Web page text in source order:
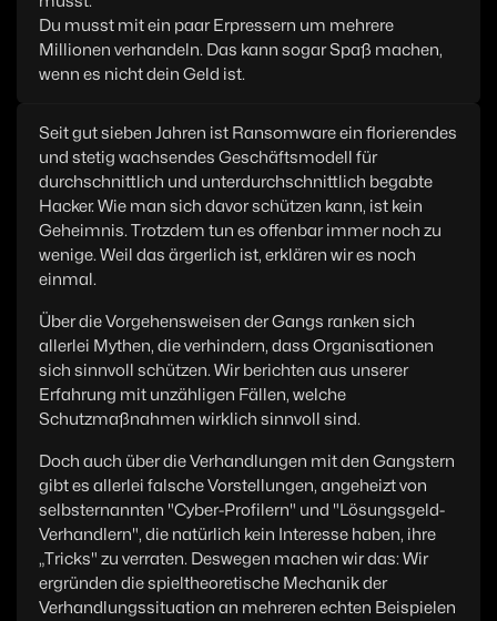
Du musst mit ein paar Erpressern um mehrere
Millionen verhandeln. Das kann sogar Spaß machen,
wenn es nicht dein Geld ist.
Seit gut sieben Jahren ist Ransomware ein florierendes
und stetig wachsendes Geschäftsmodell für
durchschnittlich und unterdurchschnittlich begabte
Hacker. Wie man sich davor schützen kann, ist kein
Geheimnis. Trotzdem tun es offenbar immer noch zu
wenige. Weil das ärgerlich ist, erklären wir es noch
einmal.
Über die Vorgehensweisen der Gangs ranken sich
allerlei Mythen, die verhindern, dass Organisationen
sich sinnvoll schützen. Wir berichten aus unserer
Erfahrung mit unzähligen Fällen, welche
Schutzmaßnahmen wirklich sinnvoll sind.
Doch auch über die Verhandlungen mit den Gangstern
gibt es allerlei falsche Vorstellungen, angeheizt von
selbsternannten "Cyber-Profilern" und "Lösungsgeld-
Verhandlern", die natürlich kein Interesse haben, ihre
„Tricks" zu verraten. Deswegen machen wir das: Wir
ergründen die spieltheoretische Mechanik der
Verhandlungssituation an mehreren echten Beispielen